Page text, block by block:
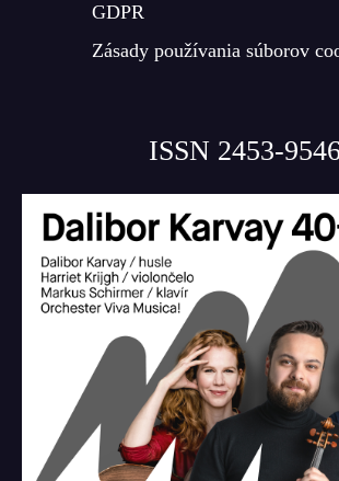
GDPR
Zásady používania súborov
ISSN 2453-